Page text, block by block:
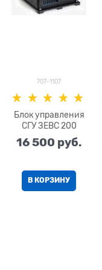
707-1107
Блок управления
СГУ ЗЕВС 200
16 500 руб.
В КОРЗИНУ